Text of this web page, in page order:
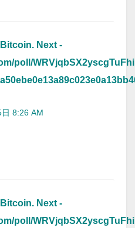
Next -
poll/
8:26 AM
Next -
poll/